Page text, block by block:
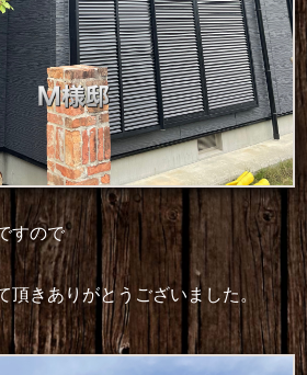
すので
頂きありがとうございました。